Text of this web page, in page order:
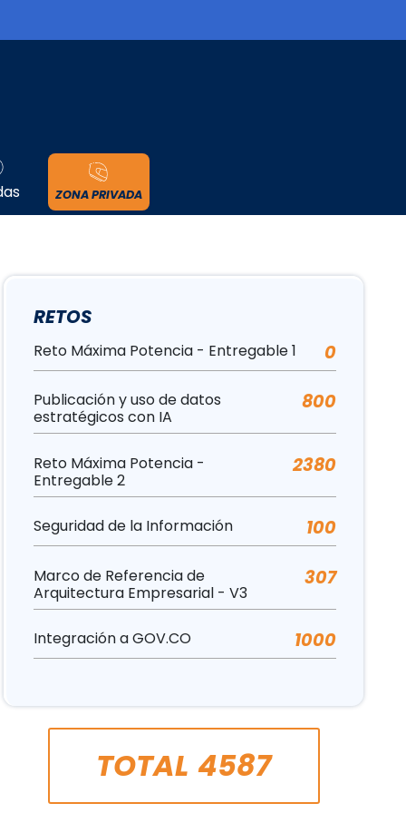
ZONA PRIVADA
RETOS
Reto Máxima Potencia - Entregable 1 0
Publicación y uso de datos
estratégicos con IA
800
Reto Máxima Potencia -
Entregable 2
2380
Seguridad de la Información 100
Marco de Referencia de
Arquitectura Empresarial - V3
307
Integración a GOV.CO 1000
TOTAL 4587